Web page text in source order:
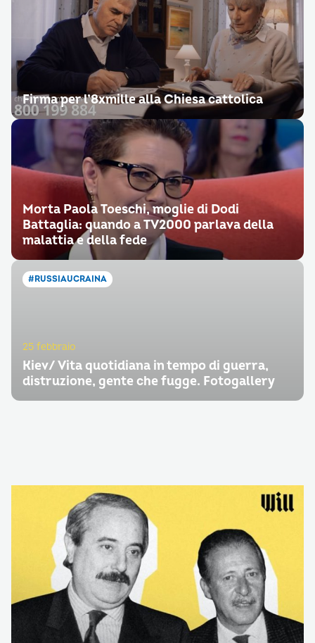
Firma per l’8xmille alla Chiesa cattolica
Morta Paola Toeschi, moglie di Dodi
Battaglia: quando a TV2000 parlava della
malattia e della fede
#RUSSIAUCRAINA
25 febbraio
Kiev/ Vita quotidiana in tempo di guerra,
distruzione, gente che fugge. Fotogallery